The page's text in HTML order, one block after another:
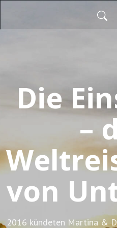
Die
–
von
2016 kündeten Martina &